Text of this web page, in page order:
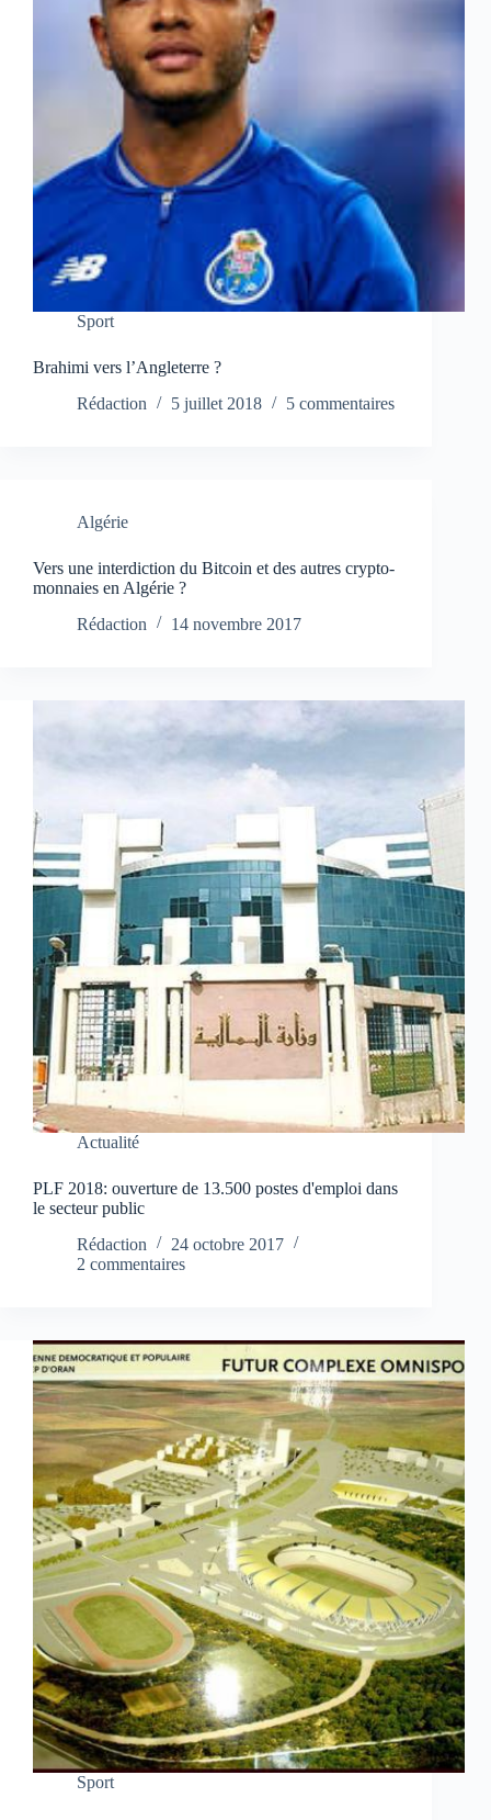
Sport
Brahimi vers l’Angleterre ?
Rédaction
5 juillet 2018 5 commentaires
Algérie
Vers une interdiction du Bitcoin et des autres crypto-
monnaies en Algérie ?
Rédaction
14 novembre 2017
Actualité
PLF 2018: ouverture de 13.500 postes d'emploi dans
le secteur public
Rédaction
24 octobre 2017
2 commentaires
Sport